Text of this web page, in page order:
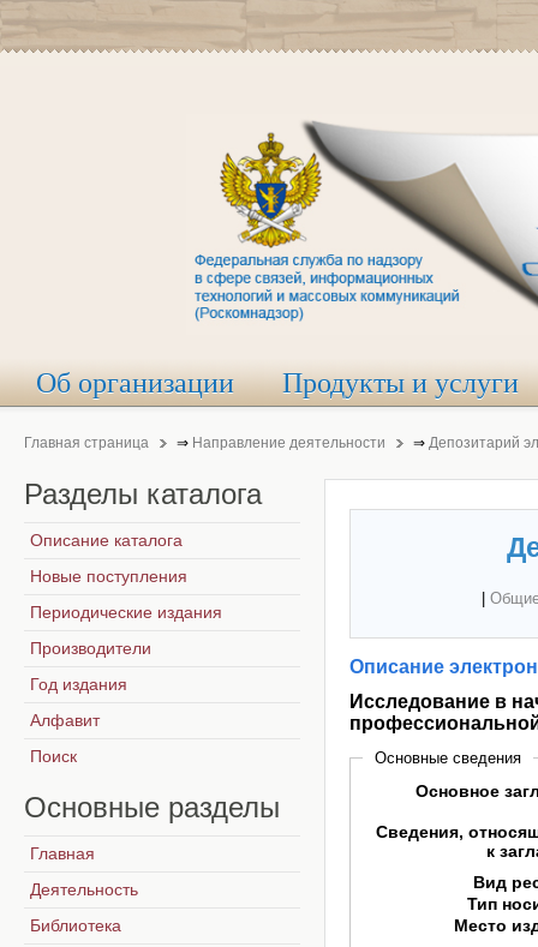
Об организации Продукты и услуги
Главная страница ⇒ Направление деятельности ⇒ Депозитарий
Описание
Исследование в
Основные сведения
Основное
Сведения,
к
Вид
Тип
Место
Разделы каталога
Описание каталога
Новые поступления
Периодические издания
Производители
Год издания
Алфавит
Поиск
Основные разделы
Главная
Деятельность
Библиотека